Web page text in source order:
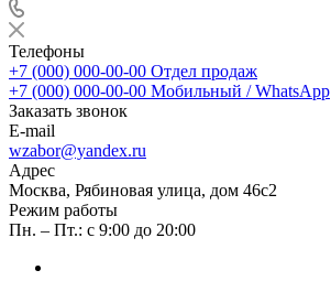
Телефоны
+7 (000) 000-00-00 Отдел продаж
+7 (000) 000-00-00 Мобильный / WhatsApp
Заказать звонок
E-mail
wzabor@yandex.ru
Адрес
Москва, Рябиновая улица, дом 46с2
Режим работы
Пн. – Пт.: с 9:00 до 20:00